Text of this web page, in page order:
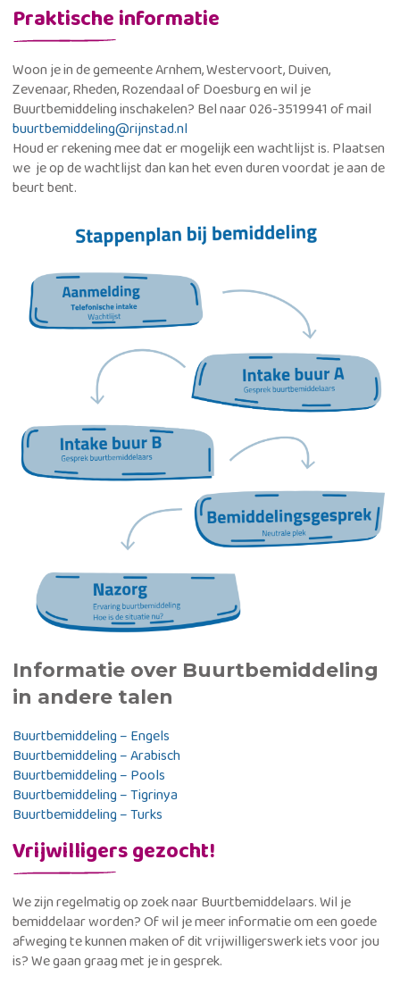
Praktische informatie
Woon je in de gemeente Arnhem, Westervoort, Duiven,
Zevenaar, Rheden, Rozendaal of Doesburg en wil je
Buurtbemiddeling inschakelen? Bel naar 026-3519941 of mail
buurtbemiddeling@rijnstad.nl
Houd er rekening mee dat er mogelijk een wachtlijst is. Plaatsen
we je op de wachtlijst dan kan het even duren voordat je aan de
beurt bent.
Informatie over Buurtbemiddeling
in andere talen
Buurtbemiddeling – Engels
Buurtbemiddeling – Arabisch
Buurtbemiddeling – Pools
Buurtbemiddeling – Tigrinya
Buurtbemiddeling – Turks
Vrijwilligers gezocht!
We zijn regelmatig op zoek naar Buurtbemiddelaars. Wil je
bemiddelaar worden? Of wil je meer informatie om een goede
afweging te kunnen maken of dit vrijwilligerswerk iets voor jou
is? We gaan graag met je in gesprek.